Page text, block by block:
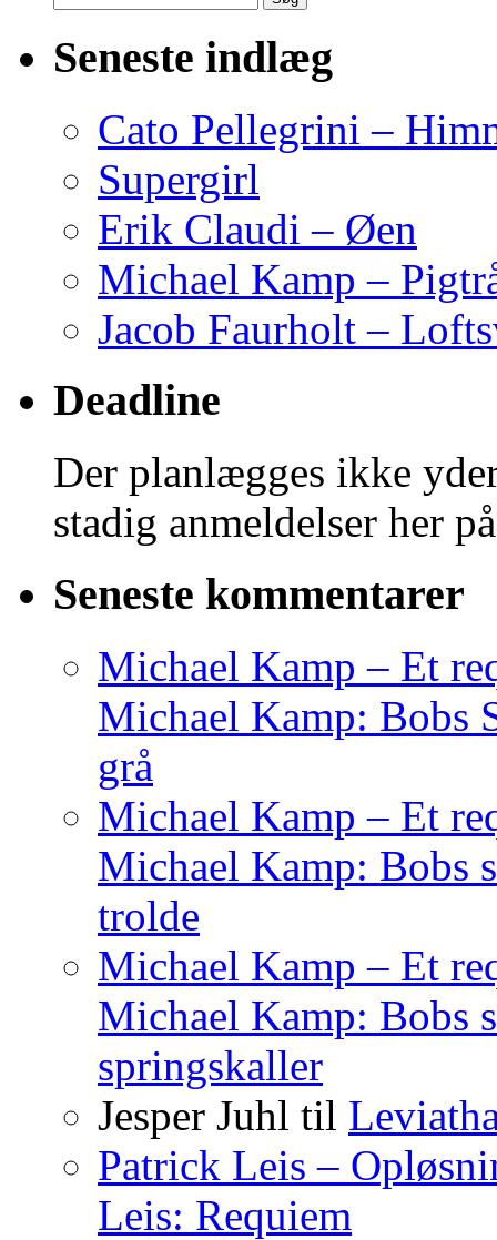
efter:
Seneste indlæg
Cato Pellegrini –
Supergirl
Erik Claudi – Øen
Michael Kamp –
Jacob Faurholt –
Deadline
Der planlægges ikke
stadig anmeldelser her
Seneste kommentarer
Michael Kamp – Et
Michael Kamp: Bobs
grå
Michael Kamp – Et
Michael Kamp: Bobs
trolde
Michael Kamp – Et
Michael Kamp: Bobs
springskaller
Jesper Juhl til
Patrick Leis –
Leis: Requiem